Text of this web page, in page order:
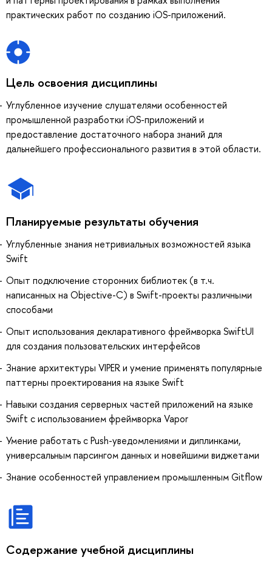
практических работ по созданию iOS-приложений.
Цель освоения дисциплины
Углубленное изучение слушателями особенностей
промышленной разработки iOS-приложений и
предоставление достаточного набора знаний для
дальнейшего профессионального развития в этой области.
Планируемые результаты обучения
Углубленные знания нетривиальных возможностей языка
Swift
Опыт подключение сторонних библиотек (в т.ч.
написанных на Objective-C) в Swift-проекты различными
способами
Опыт использования декларативного фреймворка SwiftUI
для создания пользовательских интерфейсов
Знание архитектуры VIPER и умение применять популярные
паттерны проектирования на языке Swift
Навыки создания серверных частей приложений на языке
Swift с использованием фреймворка Vapor
Умение работать с Push-уведомлениями и диплинками,
универсальным парсингом данных и новейшими виджетами
Знание особенностей управлением промышленным Gitflow
Содержание учебной дисциплины